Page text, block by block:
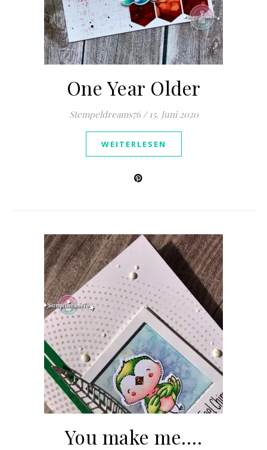
One Year Older
Stempeldreams76 / 15. Juni 2020
WEITERLESEN
You make me….